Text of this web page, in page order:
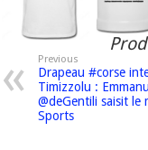
Previous
Drapeau #corse
Timizzolu :
@deGentili saisit le
Sports